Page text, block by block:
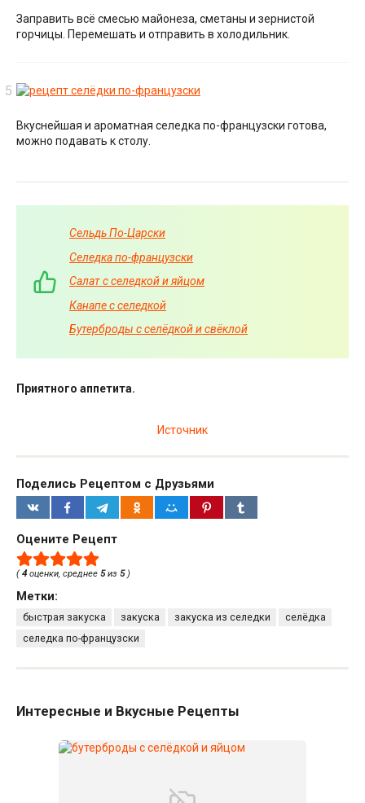
Заправить всё смесью майонеза, сметаны и зернистой
горчицы. Перемешать и отправить в холодильник.
Вкуснейшая и ароматная селедка по-французски готова,
можно подавать к столу.
Сельдь По-Царски
Селедка по-французски
Салат с селедкой и яйцом
Канапе с селедкой
Бутерброды с селёдкой и свёклой
Приятного аппетита.
Источник
Поделись Рецептом с Друзьями
Оцените Рецепт
( 4 оценки, среднее 5из 5)
Метки:
быстрая закуска закуска закуска из селедки
селёдка
селедка по-французски
Интересные и Вкусные Рецепты